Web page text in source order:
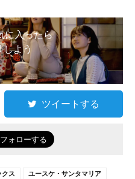
に入ったら
しよう
ツイートする
ス
ユースケ・サンタマリア